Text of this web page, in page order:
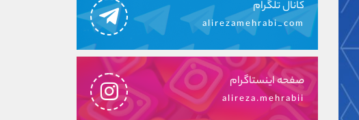
کانال تلگرام
alirezamehrabi_com
صفحه اینستاگرام
alireza.mehrabii